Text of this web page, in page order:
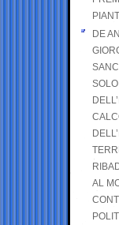
DE
AL